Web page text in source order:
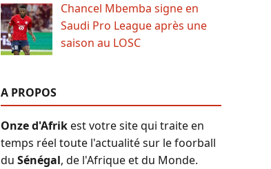
Chancel Mbemba signe en
Saudi Pro League après une
saison au LOSC
A PROPOS
Onze d'Afrikest votre site qui traite en
temps réel toute l'actualité sur le foorball
du Sénégal, de l'Afrique et du Monde.